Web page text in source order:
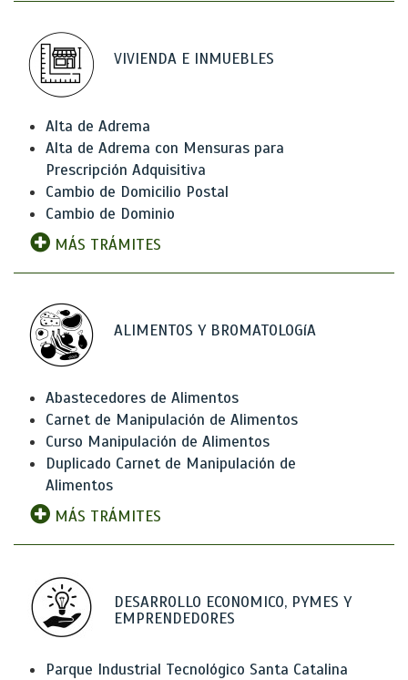
VIVIENDA E INMUEBLES
Alta de Adrema
Alta de Adrema con Mensuras para
Prescripción Adquisitiva
Cambio de Domicilio Postal
Cambio de Dominio
MÁS TRÁMITES
ALIMENTOS Y BROMATOLOGíA
Abastecedores de Alimentos
Carnet de Manipulación de Alimentos
Curso Manipulación de Alimentos
Duplicado Carnet de Manipulación de
Alimentos
MÁS TRÁMITES
DESARROLLO ECONOMICO, PYMES Y
EMPRENDEDORES
Parque Industrial Tecnológico Santa Catalina